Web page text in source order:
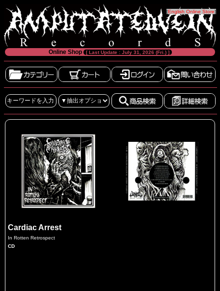
[English Online Store]
Online Shop [ Last Update : July 31, 2026 (Fri.) ]
Cardiac Arrest
In Rotten Retrospect
CD